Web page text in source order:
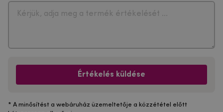
Értékelés küldése
* A minősítést a webáruház üzemeltetője a közzététel előtt